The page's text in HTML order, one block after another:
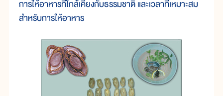
การให้อาหารที่ใกล้เคียงกับธรรมชาติ และเวลาที่เหมาะสม
สำหรับการให้อาหาร